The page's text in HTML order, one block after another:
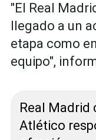
"El Real
llegado a un
etapa como
equipo",
Real
Atlético